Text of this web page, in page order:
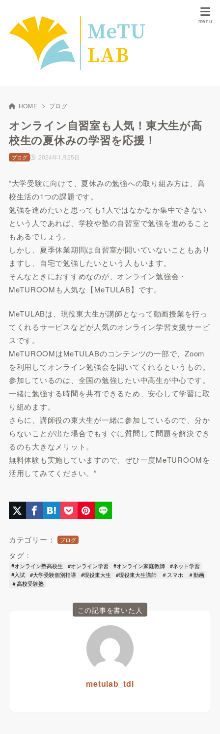
HOME ブログ
オンライン自習室も人気！東大生が高
校生の夏休みの学習を応援！
2024年1月25日
ブログ
“大学受験に向けて、夏休みの勉強への取り組み方は、高
校生活の1つの課題です。
勉強を進めたいと思っても1人ではなかなか集中できない
という人であれば、学校や塾の自習室で勉強を進めること
もあるでしょう。
しかし、夏季休業期間は自習室が開いていないこともあり
ますし、自宅で勉強したいという人もいます。
そんなときにおすすめなのが、オンライン勉強会・
MeTUROOMも人気な【MeTULAB】です。
MeTULABは、現役東大生が講師となって動画授業を行っ
てくれるサービスなどが人気のオンライン学習支援サービ
スです。
MeTUROOMはMeTULABのコンテンツの一部で、Zoom
を利用してオンライン勉強会を開いてくれるというもの。
参加しているのは、全国の勉強したい中高生が中心です。
一緒に勉強する時間を共有できるため、安心して学習に取
り組めます。
さらに、講師役の東大生が一緒に参加しているので、分か
らないことが出た場合でもすぐに質問して問題を解決でき
るのも大きなメリット。
無料体験も実施していますので、ぜひ一度MeTUROOMを
活用してみてください。”
カテゴリー： ブログ
タグ：
#オンライン塾高校生 #オンライン学習 #オンライン家庭教師
#ネット学習
#入試
#大学受験個別指導 #現役東大生 #現役東大生講師 ＃スマホ
＃動画
＃高校受験塾
この記事を書いた人
metulab_tdi